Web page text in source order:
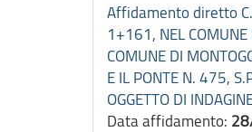
Affidamento diretto
1+161, NEL
COMUNE DI
E IL PONTE N. 475,
OGGETTO DI
Data affidamento: